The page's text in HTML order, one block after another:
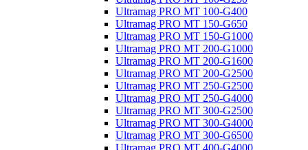
Ultramag PRO MT 100-G400
Ultramag PRO MT 150-G650
Ultramag PRO MT 150-G1000
Ultramag PRO MT 200-G1000
Ultramag PRO MT 200-G1600
Ultramag PRO MT 200-G2500
Ultramag PRO MT 250-G2500
Ultramag PRO MT 250-G4000
Ultramag PRO MT 300-G2500
Ultramag PRO MT 300-G4000
Ultramag PRO MT 300-G6500
Ultramag PRO MT 400-G4000